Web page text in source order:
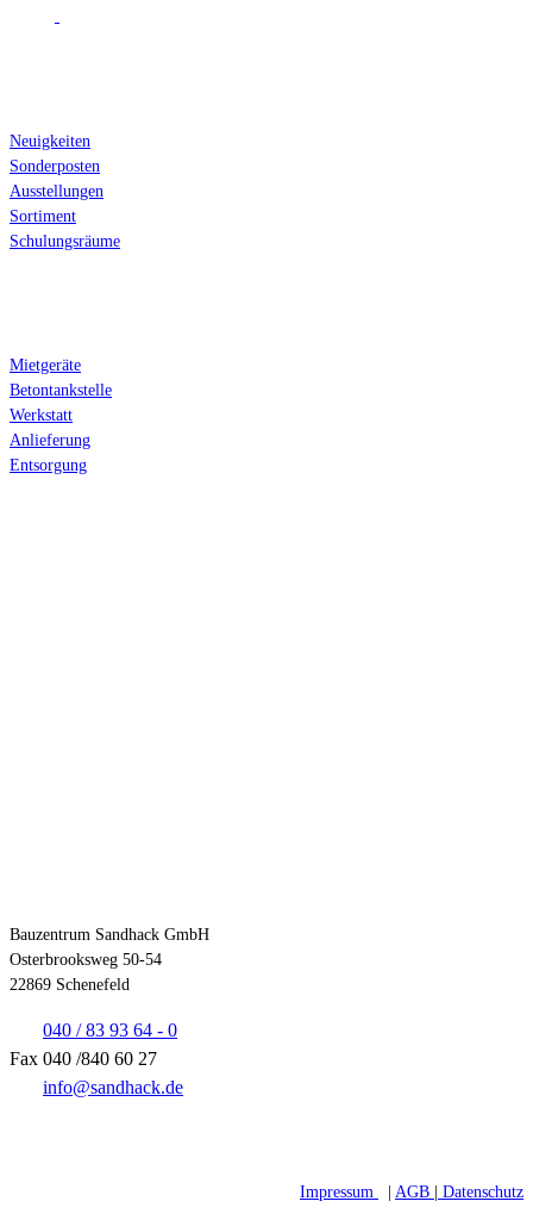
Neuigkeiten
Sonderposten
Ausstellungen
Sortiment
Schulungsräume
Mietgeräte
Betontankstelle
Werkstatt
Anlieferung
Entsorgung
Bauzentrum Sandhack GmbH
Osterbrooksweg 50-54
22869 Schenefeld
040 / 83 93 64 - 0
Fax 040 /840 60 27
info@sandhack.de
Impressum AGB Datenschutz